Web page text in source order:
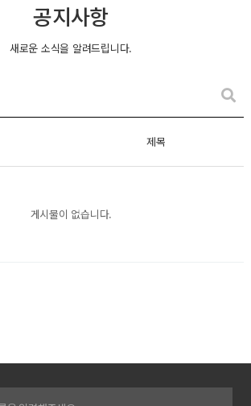
공지사항
새로운 소식을 알려드립니다.
제목
게시물이 없습니다.